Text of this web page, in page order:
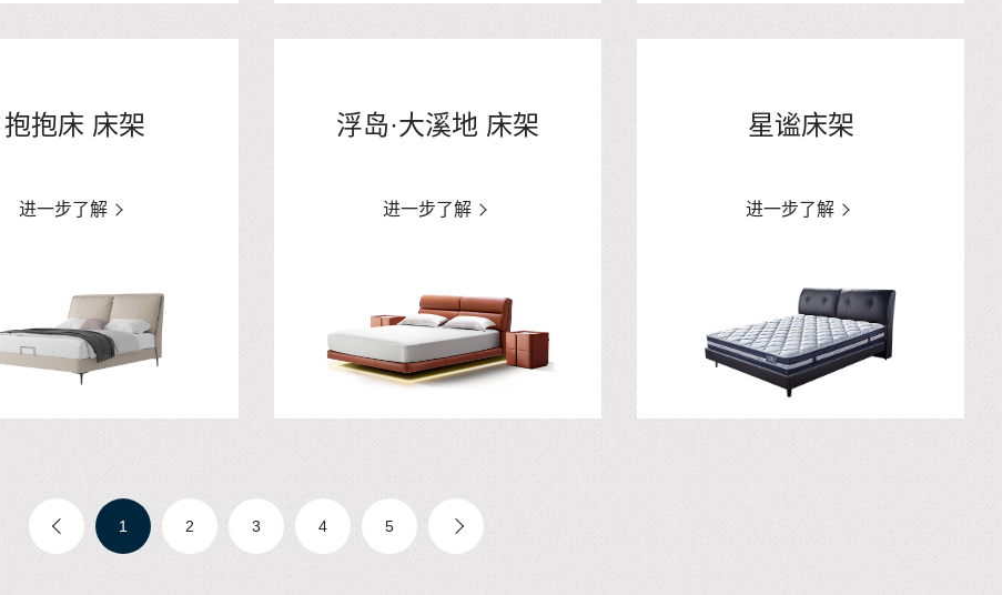
抱抱床 床架
进一步了解
浮岛·大溪地 床架
进一步了解
星谧床架
进一步了解
1 2 3 4 5